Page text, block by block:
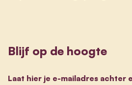
Blijf op de hoogte
Laat hier je e-mailadres achter